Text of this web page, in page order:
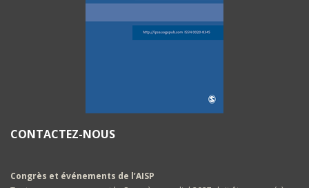
CONTACTEZ-NOUS
Congrès et événements de l’AISP